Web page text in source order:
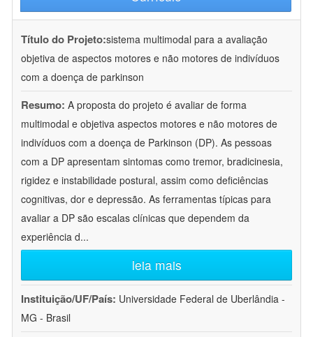
Título do Projeto:sistema multimodal para a avaliação
objetiva de aspectos motores e não motores de indivíduos
com a doença de parkinson
Resumo: A proposta do projeto é avaliar de forma
multimodal e objetiva aspectos motores e não motores de
indivíduos com a doença de Parkinson (DP). As pessoas
com a DP apresentam sintomas como tremor, bradicinesia,
rigidez e instabilidade postural, assim como deficiências
cognitivas, dor e depressão. As ferramentas típicas para
avaliar a DP são escalas clínicas que dependem da
experiência d...
leia mais
Instituição/UF/País: Universidade Federal de Uberlândia -
MG - Brasil